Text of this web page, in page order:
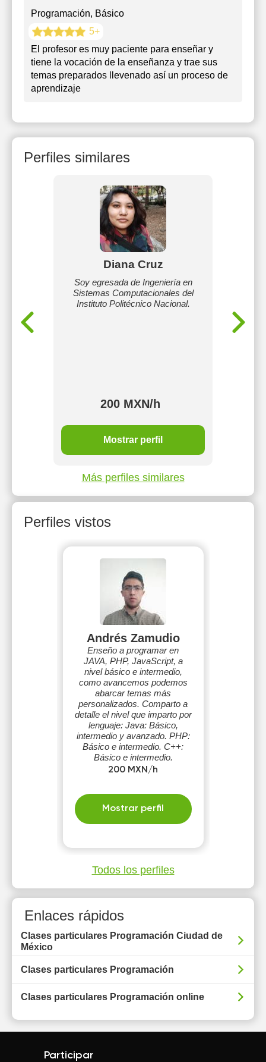
Programación, Básico
5+
El profesor es muy paciente para enseñar y
tiene la vocación de la enseñanza y trae sus
temas preparados llevenado así un proceso de
aprendizaje
Perfiles similares
libres
dudas
Diana Cruz
Soy egresada de Ingeniería en
Sistemas Computacionales del
Instituto Politécnico Nacional.
200 MXN/h
Mostrar perfil
CON
Más perfiles similares
Perfiles vistos
Andrés Zamudio
Enseño a programar en
JAVA, PHP, JavaScript, a
nivel básico e intermedio,
como avancemos podemos
abarcar temas más
personalizados. Comparto a
detalle el nivel que imparto por
lenguaje: Java: Básico,
intermedio y avanzado. PHP:
Básico e intermedio. C++:
Básico e intermedio.
Javascript: Básico e
200 MXN/h
Mostrar perfil
Todos los perfiles
Enlaces rápidos
Clases particulares Programación Ciudad de
México
Clases particulares Programación
Clases particulares Programación online
Participar